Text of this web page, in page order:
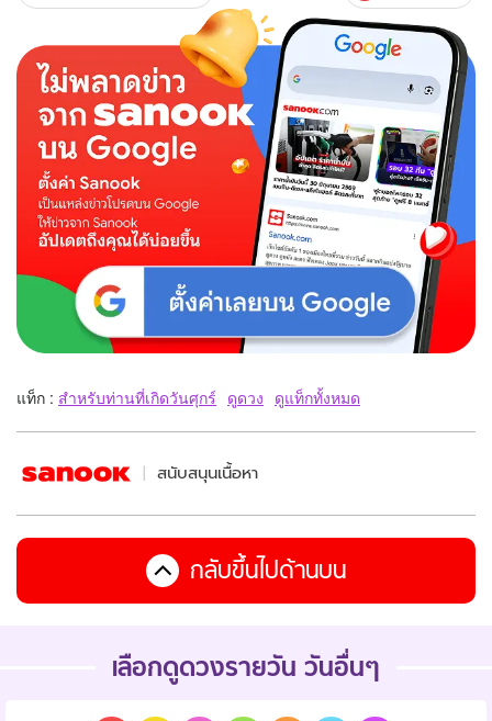
แท็ก : สำหรับท่านที่เกิดวันศุกร์ ดูดวง ดูแท็กทั้งหมด
สนับสนุนเนื้อหา
กลับขึ้นไปด้านบน
เลือกดูดวงรายวัน วันอื่นๆ